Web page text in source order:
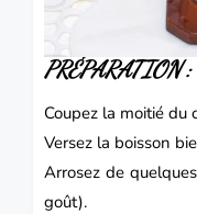
PRÉPARATION:
Coupez la moitié du
Versez la boisson
Arrosez de
goût).